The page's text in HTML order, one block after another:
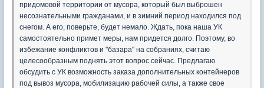
придомовой территории от мусора, который был выброшен
несознательными гражданами, и в зимний период находился под
снегом. А его, поверьте, будет немало. Ждать, пока наша УК
самостоятельно примет меры, нам придется долго. Поэтому, во
избежание конфликтов и "базара" на собраниях, считаю
целесообразным поднять этот вопрос сейчас. Предлагаю
обсудить с УК возможность заказа дополнительных контейнеров
под вывоз мусора, мобилизацию рабочей силы, а также свое